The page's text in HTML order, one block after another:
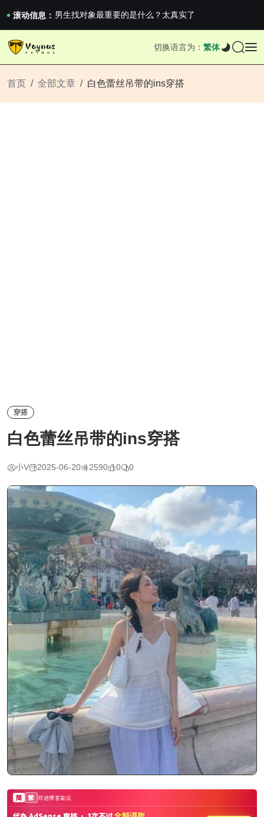
滚动信息： 2026澳网男单收官：全满贯对上全满亚，德约...
《巅峰守卫 Highguard》正式上线，官...
男生找对象最重要的是什么？太真实了
切换语言为： 繁体
首页 全部文章 白色蕾丝吊带的ins穿搭
穿搭
白色蕾丝吊带的ins穿搭
小V 2025-06-20 2590 0 0